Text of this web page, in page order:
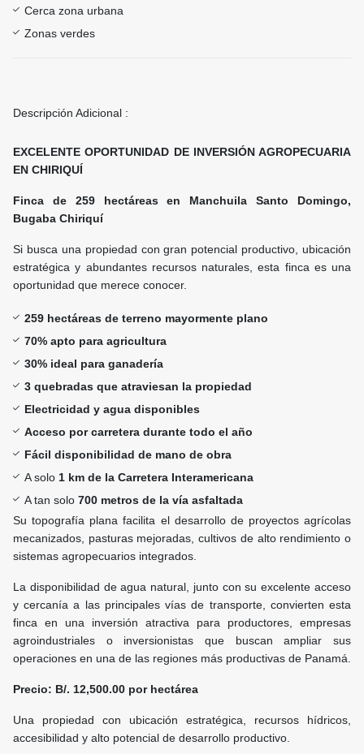
Cerca zona urbana
Zonas verdes
Descripción Adicional :
EXCELENTE OPORTUNIDAD DE INVERSIÓN AGROPECUARIA
EN CHIRIQUÍ
Finca de 259 hectáreas en Manchuila Santo Domingo,
Bugaba Chiriquí
Si busca una propiedad con gran potencial productivo, ubicación
estratégica y abundantes recursos naturales, esta finca es una
oportunidad que merece conocer.
259 hectáreas de terreno mayormente plano
70% apto para agricultura
30% ideal para ganadería
3 quebradas que atraviesan la propiedad
Electricidad y agua disponibles
Acceso por carretera durante todo el año
Fácil disponibilidad de mano de obra
A solo 1 km de la Carretera Interamericana
A tan solo 700 metros de la vía asfaltada
Su topografía plana facilita el desarrollo de proyectos agrícolas
mecanizados, pasturas mejoradas, cultivos de alto rendimiento o
sistemas agropecuarios integrados.
La disponibilidad de agua natural, junto con su excelente acceso
y cercanía a las principales vías de transporte, convierten esta
finca en una inversión atractiva para productores, empresas
agroindustriales o inversionistas que buscan ampliar sus
operaciones en una de las regiones más productivas de Panamá.
Precio: B/. 12,500.00 por hectárea
Una propiedad con ubicación estratégica, recursos hídricos,
accesibilidad y alto potencial de desarrollo productivo.